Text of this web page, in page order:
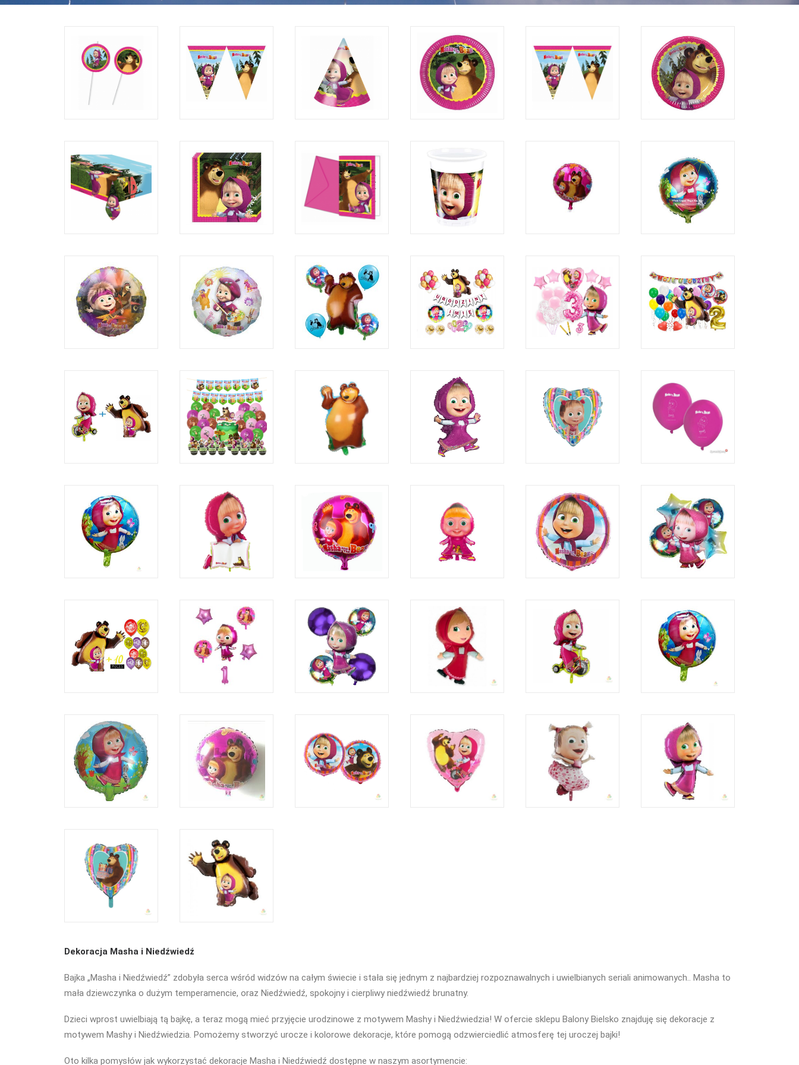
Dekoracja Masha i Niedźwiedź
Bajka „Masha i Niedźwiedź” zdobyła serca wśród widzów na całym świecie i stała się jednym z najbardziej rozpoznawalnych i uwielbianych seriali animowanych.. Masha to
mała dziewczynka o dużym temperamencie, oraz Niedźwiedź, spokojny i cierpliwy niedźwiedź brunatny.
Dzieci wprost uwielbiają tą bajkę, a teraz mogą mieć przyjęcie urodzinowe z motywem Mashy i Niedźwiedzia! W ofercie sklepu Balony Bielsko znajduję się dekoracje z
motywem Mashy i Niedźwiedzia. Pomożemy stworzyć urocze i kolorowe dekoracje, które pomogą odzwierciedlić atmosferę tej uroczej bajki!
Oto kilka pomysłów jak wykorzystać dekoracje Masha i Niedźwiedź dostępne w naszym asortymencie: